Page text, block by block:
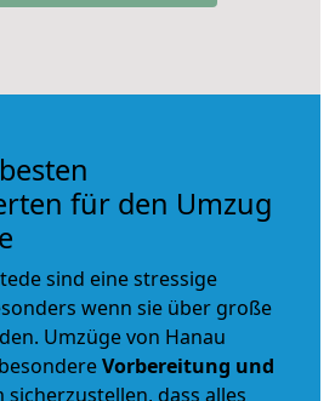
für den Umzug
sind eine stressige
wenn sie über große
Umzüge von Hanau
Vorbereitung und
sicherzustellen, dass alles